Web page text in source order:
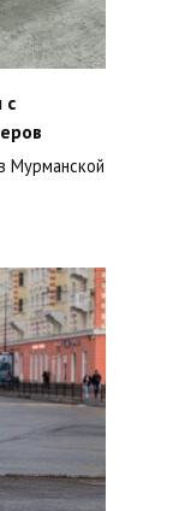
с
Мурманской